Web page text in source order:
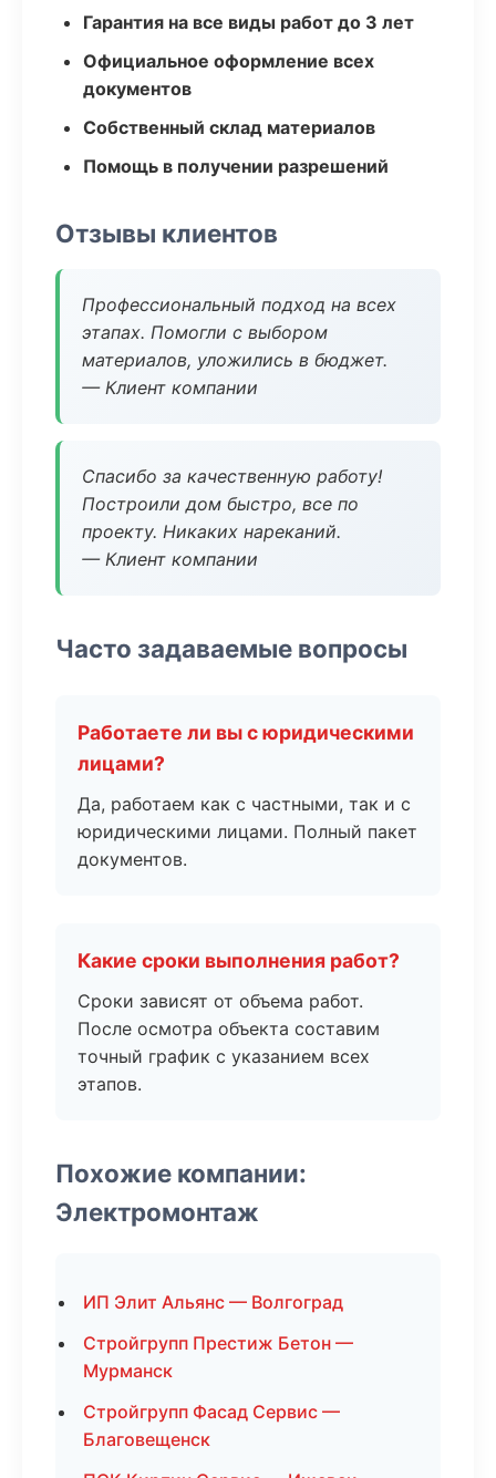
Гарантия на все виды работ до 3 лет
Официальное оформление всех
документов
Собственный склад материалов
Помощь в получении разрешений
Отзывы клиентов
Профессиональный подход на всех
этапах. Помогли с выбором
материалов, уложились в бюджет.
— Клиент компании
Спасибо за качественную работу!
Построили дом быстро, все по
проекту. Никаких нареканий.
— Клиент компании
Часто задаваемые вопросы
Работаете ли вы с юридическими
лицами?
Да, работаем как с частными, так и с
юридическими лицами. Полный пакет
документов.
Какие сроки выполнения работ?
Сроки зависят от объема работ.
После осмотра объекта составим
точный график с указанием всех
этапов.
Похожие компании:
Электромонтаж
ИП Элит Альянс — Волгоград
Стройгрупп Престиж Бетон —
Мурманск
Стройгрупп Фасад Сервис —
Благовещенск